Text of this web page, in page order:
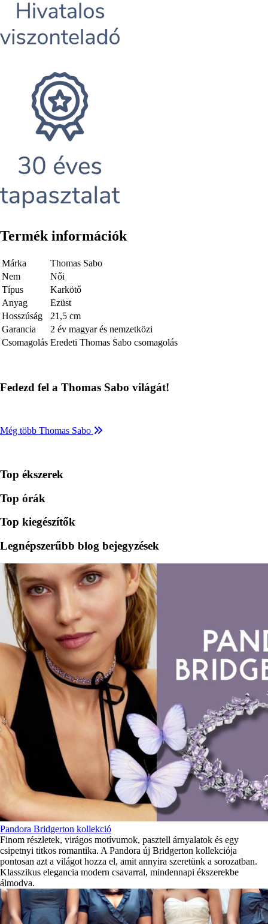
Termék információk
Márka
Thomas Sabo
Nem
Női
Típus
Karkötő
Anyag
Ezüst
Hosszúság
21,5 cm
Garancia
2 év magyar és nemzetközi
Csomagolás Eredeti Thomas Sabo csomagolás
Fedezd fel a Thomas Sabo világát!
Még több Thomas Sabo
Top ékszerek
Top órák
Top kiegészítők
Legnépszerűbb blog bejegyzések
Pandora Bridgerton kollekció
Finom részletek, virágos motívumok, pasztell árnyalatok és egy
csipetnyi titkos romantika. A Pandora új Bridgerton kollekciója
pontosan azt a világot hozza el, amit annyira szeretünk a sorozatban.
Klasszikus elegancia modern csavarral, mindennapi ékszerekbe
álmodva.